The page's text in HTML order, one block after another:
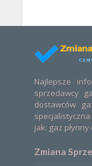
Najlepsze
sprzedawcy
dostawców
jak: gaz
Zmiana